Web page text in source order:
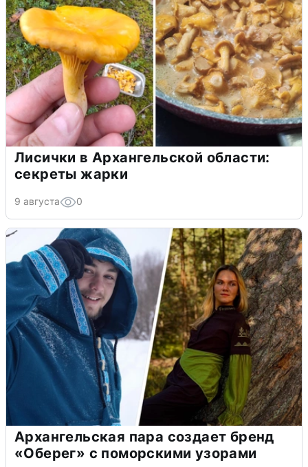
Лисички в Архангельской области:
секреты жарки
9 августа 0
Архангельская пара создает бренд
«Оберег» с поморскими узорами